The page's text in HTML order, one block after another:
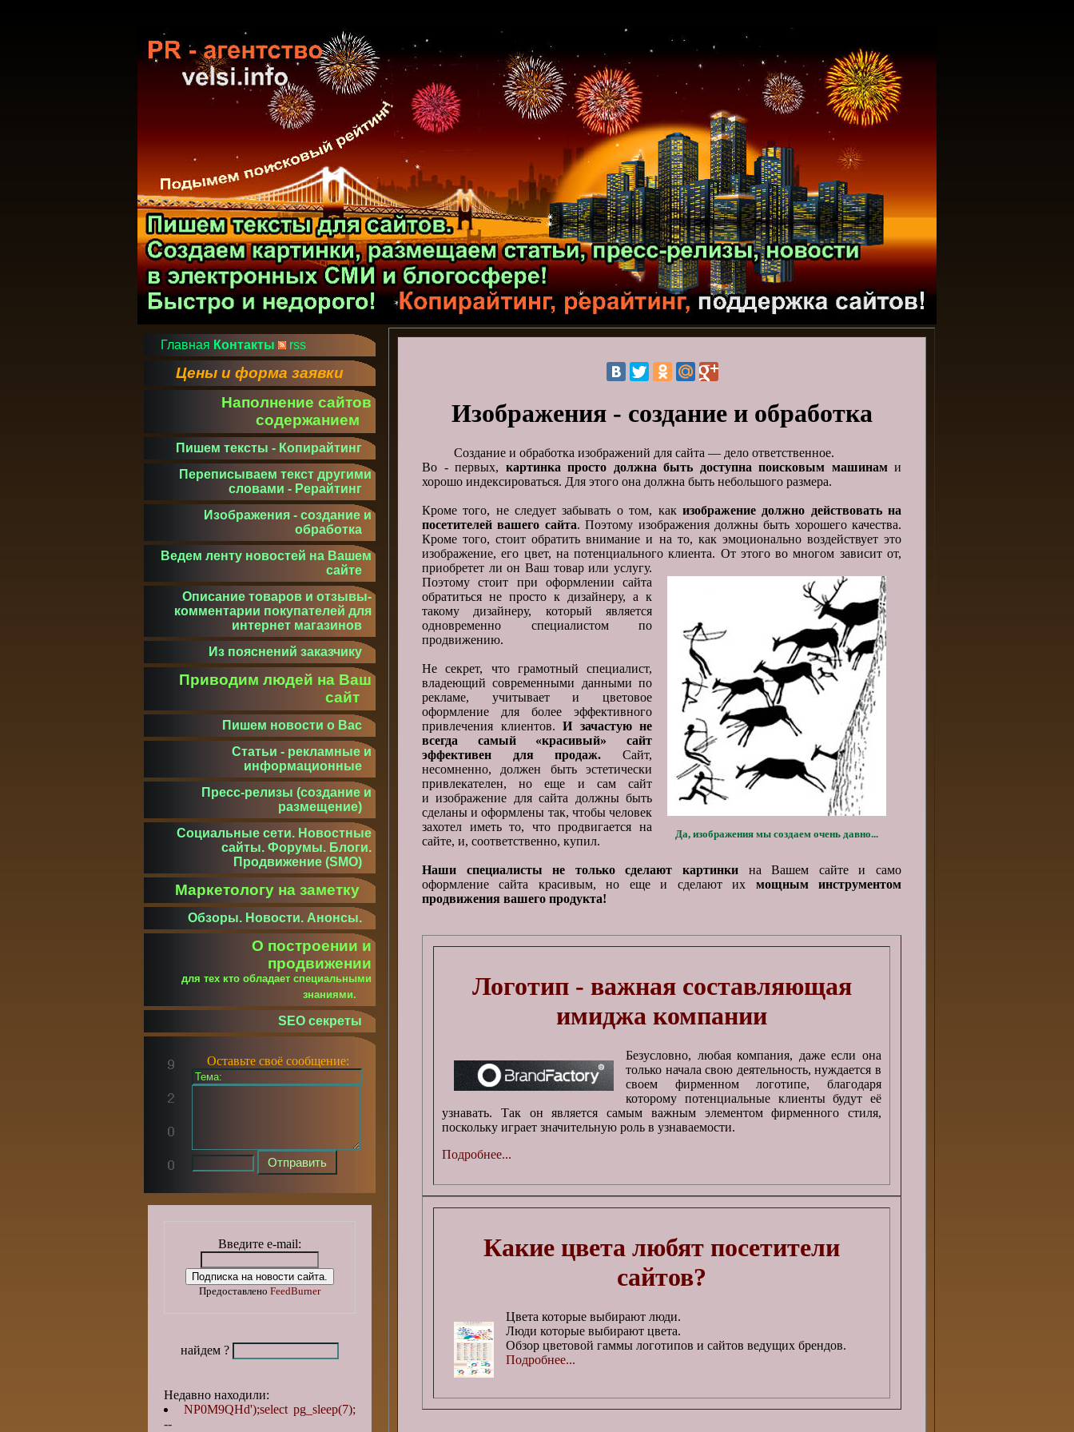
Изображения - создание и обработка
Создание и обработка изображений для сайта — дело ответственное.
Во - первых, картинка просто должна быть доступна поисковым машинами
хорошо индексироваться. Для этого она должна быть небольшого размера.
Кроме того, не следует забывать о том, как изображение должно действовать на
посетителей вашего сайта. Поэтому изображения должны быть хорошего качества.
Кроме того, стоит обратить внимание и на то, как эмоционально воздействует это
изображение, его цвет, на потенциального клиента.
Да, изображения мы создаем очень давно...
От этого во многом зависит от,
приобретет ли он Ваш товар или услугу.
Поэтому стоит при оформлении сайта
обратиться не просто к дизайнеру, а к
такому дизайнеру, который является
одновременно специалистом по
продвижению.
Не секрет, что грамотный специалист,
владеющий современными данными по
рекламе, учитывает и цветовое
оформление для более эффективного
привлечения клиентов. И зачастую не
всегда самый «красивый» сайт
эффективен для продаж. Сайт,
несомненно, должен быть эстетически
привлекателен, но еще и сам сайт
и изображение для сайта должны быть
сделаны и оформлены так, чтобы человек
захотел иметь то, что продвигается на
сайте, и, соответственно, купил.
Наши специалисты не только сделают картинки на Вашем сайте и само
оформление сайта красивым, но еще и сделают их мощным инструментом
продвижения вашего продукта!
Логотип - важная составляющая
имиджа компании
Безусловно, любая компания, даже если она
только начала свою деятельность, нуждается в
своем фирменном логотипе, благодаря
которому потенциальные клиенты будут её
узнавать. Так он является самым важным элементом фирменного стиля,
поскольку играет значительную роль в узнаваемости.
Подробнее...
Какие цвета любят посетители
сайтов?
Цвета которые выбирают люди.
Люди которые выбирают цвета.
Обзор цветовой гаммы логотипов и сайтов ведущих брендов.
Подробнее...
Главная Контакты rss
Цены и форма заявки
Наполнение сайтов
содержанием
Пишем тексты - Копирайтинг
Переписываем текст другими
словами - Рерайтинг
Изображения - создание и
обработка
Ведем ленту новостей на Вашем
сайте
Описание товаров и отзывы-
комментарии покупателей для
интернет магазинов
Из пояснений заказчику
Приводим людей на Ваш
сайт
Пишем новости о Вас
Статьи - рекламные и
информационные
Пресс-релизы (создание и
размещение)
Социальные сети. Новостные
сайты. Форумы. Блоги.
Продвижение (SMO)
Маркетологу на заметку
Обзоры. Новости. Анонсы.
О построении и
продвижении
для тех кто обладает специальными
знаниями.
SEO секреты
Оставьте своё сообщение:
Введите e-mail:
Предоставлено FeedBurner
найдем ?
Недавно находили:
NP0M9QHd');select pg_sleep(7);
--